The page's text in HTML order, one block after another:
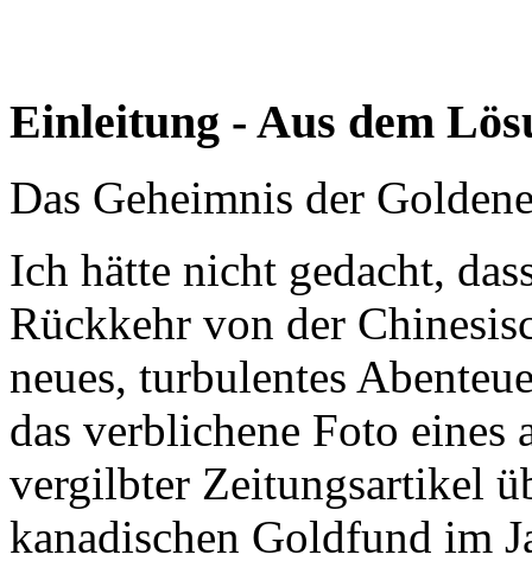
Einleitung - Aus dem
Das Geheimnis der
Ich hätte nicht gedacht,
Rückkehr von der
neues, turbulentes
das verblichene Foto
vergilbter Zeitungsartikel
kanadischen Goldfund im